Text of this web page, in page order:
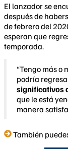
El lanzador se
después de
de febrero del
esperan que
temporada.​
“Tengo más o
podría
significativos
que le está
manera
También